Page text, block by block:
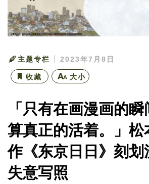
主题专栏 2023年7月8日
收藏 大小
「只有在画漫画的
算真正的活着。」松
作《东京日日》刻划
失意写照